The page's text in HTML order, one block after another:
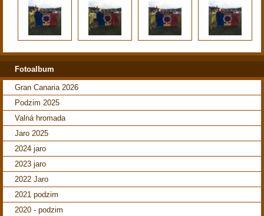
Fotoalbum
Gran Canaria 2026
Podzim 2025
Valná hromada
Jaro 2025
2024 jaro
2023 jaro
2022 Jaro
2021 podzim
2020 - podzim